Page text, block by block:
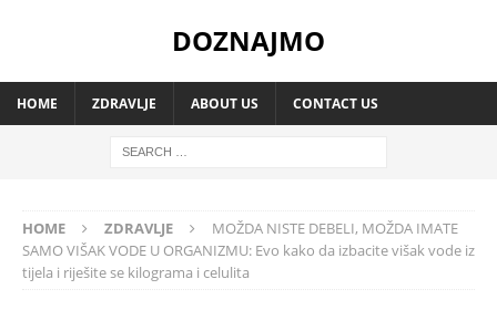
DOZNAJMO
HOME ZDRAVLJE ABOUT US CONTACT US
HOME ZDRAVLJE
MOŽDA NISTE DEBELI, MOŽDA IMATE
SAMO VIŠAK VODE U ORGANIZMU: Evo kako da izbacite višak vode iz
tijela i riješite se kilograma i celulita